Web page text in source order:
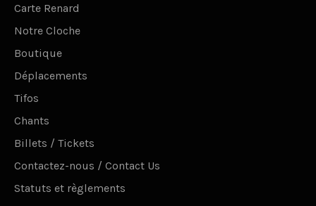
Carte Renard
Notre Cloche
Boutique
Déplacements
Tifos
Chants
Billets / Tickets
Contactez-nous / Contact Us
Statuts et règlements